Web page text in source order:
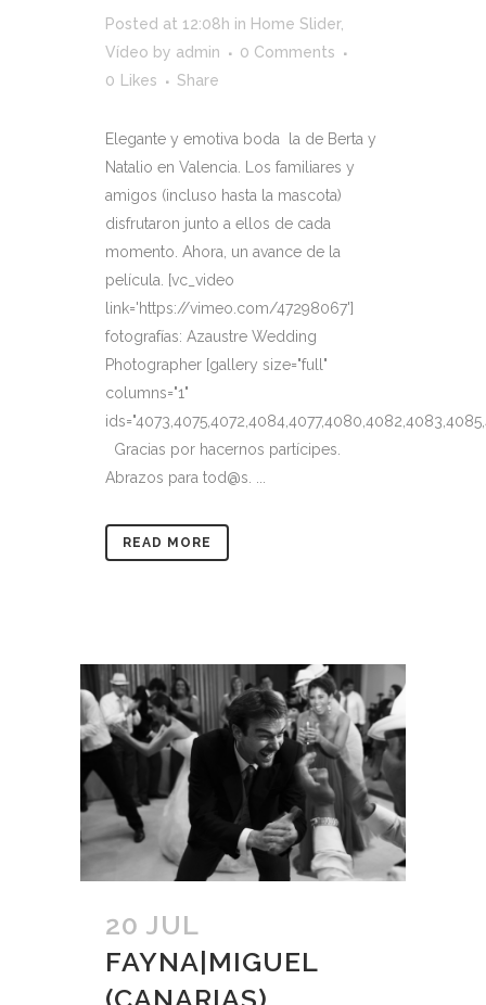
Posted at 12:08h in Home Slider,
Vídeo by admin
0 Comments
0
Likes Share
Elegante y emotiva boda la de Berta y
Natalio en Valencia. Los familiares y
amigos (incluso hasta la mascota)
disfrutaron junto a ellos de cada
momento. Ahora, un avance de la
película. [vc_video
link='https://vimeo.com/47298067']
fotografías: Azaustre Wedding
Photographer [gallery size="full"
columns="1"
Gracias por hacernos partícipes.
Abrazos para tod@s. ...
READ MORE
20 JUL
FAYNA|MIGUEL
(CANARIAS)